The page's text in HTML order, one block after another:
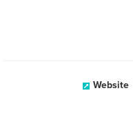
Website